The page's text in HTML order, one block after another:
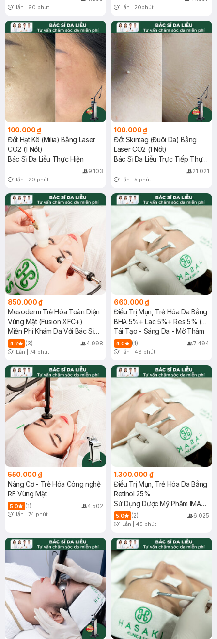
1 lần 90 phút 1 lần 20phút
100.000 ₫
Đốt Hạt Kê (Milia) Bằng Laser
CO2 (1 Nốt)
Bác Sĩ Da Liễu Thực Hiện
9.103
1 lần 20 phút
100.000 ₫
Đốt Skintag (Đuôi Da) Bằng
Laser CO2 (1 Nốt)
Bác Sĩ Da Liễu Trực Tiếp Thực
21.021
1 lần 5 phút
850.000 ₫
Mesoderm Trẻ Hóa Toàn Diện
Vùng Mặt (Fusion XFC+)
Miễn Phí Khám Da Với Bác Sĩ
Da Liễu
4.7 (3) 4.998
1 Lần 74 phút
660.000 ₫
Điều Trị Mụn, Trẻ Hóa Da Bằng
BHA 5%+ Lac 5%+ Res 5% (
Vùng Mặt)
Tái Tạo - Sáng Da - Mờ Thâm
4.0 (1) 7.494
1 lần 46 phút
550.000 ₫
Nâng Cơ - Trẻ Hóa Công nghệ
RF Vùng Mặt
5.0 (1) 4.502
1 lần 74 phút
1.300.000 ₫
Điều Trị Mụn, Trẻ Hóa Da Bằng
Retinol 25%
Sử Dụng Dược Mỹ Phẩm IMAGE
Skincare (USA)
5.0 (2) 6.025
1 Lần 45 phút